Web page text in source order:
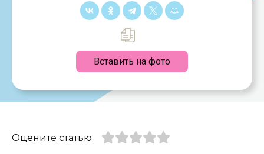
Вставить на фото
Оцените статью